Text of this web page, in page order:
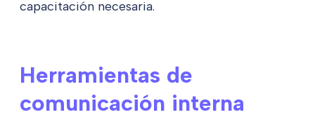
capacitación necesaria.
Herramientas de
comunicación interna